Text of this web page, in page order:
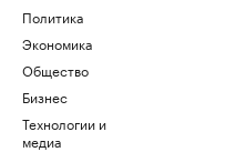
Политика
Экономика
Общество
Бизнес
Технологии и
медиа